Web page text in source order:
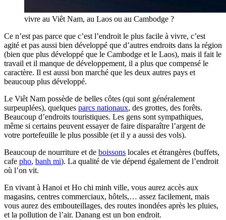
vivre au Viêt Nam, au Laos ou au Cambodge ?
Ce n’est pas parce que c’est l’endroit le plus facile à vivre, c’est
agité et pas aussi bien développé que d’autres endroits dans la région
(bien que plus développé que le Cambodge et le Laos), mais il fait le
travail et il manque de développement, il a plus que compensé le
caractère. Il est aussi bon marché que les deux autres pays et
beaucoup plus développé.
Le Viêt Nam possède de belles côtes (qui sont généralement
surpeuplées), quelques parcs nationaux, des grottes, des forêts.
Beaucoup d’endroits touristiques. Les gens sont sympathiques,
même si certains peuvent essayer de faire disparaître l’argent de
votre portefeuille le plus possible (et il y a aussi des vols).
Beaucoup de nourriture et de boissons locales et étrangères (buffets,
cafe pho, banh mi). La qualité de vie dépend également de l’endroit
où l’on vit.
En vivant à Hanoi et Ho chi minh ville, vous aurez accès aux
magasins, centres commerciaux, hôtels,… assez facilement, mais
vous aurez des embouteillages, des routes inondées après les pluies,
et la pollution de l’air. Danang est un bon endroit.